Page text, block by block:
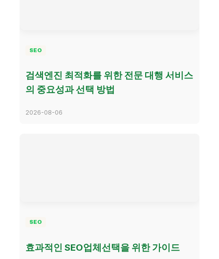
SEO
검색엔진 최적화를 위한 전문 대행 서비스
의 중요성과 선택 방법
2026-08-06
SEO
효과적인 SEO업체선택을 위한 가이드